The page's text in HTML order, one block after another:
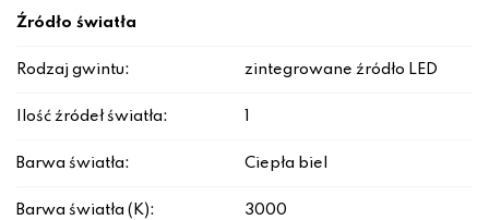
Źródło światła
Rodzaj gwintu: zintegrowane źródło LED
Ilość źródeł światła:
Barwa światła: Ciepła biel
Barwa światła (K): 3000